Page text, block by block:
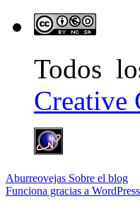
Todos
Creative
Aburreovejas Sobre el blog
Funciona gracias a